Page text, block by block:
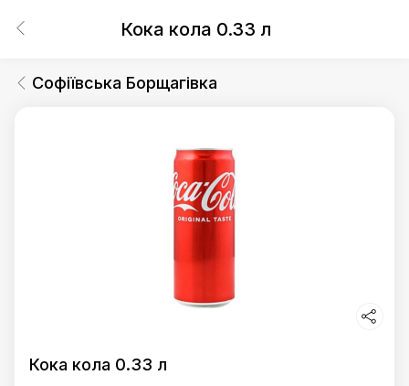
Кока кола 0.33 л
Софіївська Борщагівка
Кока кола 0.33 л